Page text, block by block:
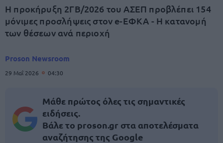
Η προκήρυξη 2ΓΒ/2026 του ΑΣΕΠ προβλέπει 154
μόνιμες προσλήψεις στον e-ΕΦΚΑ - Η κατανομή
των θέσεων ανά περιοχή
Proson Newsroom
29 Μαΐ 2026 04:30
Μάθε πρώτος όλες τις σημαντικές
ειδήσεις.
Βάλε το proson.gr στα αποτελέσματα
αναζήτησης της Google